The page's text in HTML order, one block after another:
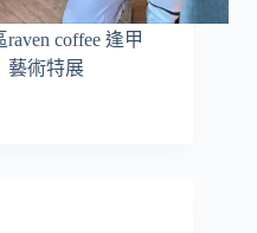
coffee 逢甲
藝術特展